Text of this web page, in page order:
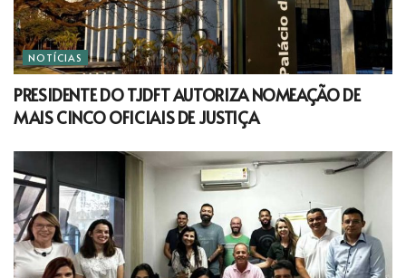
NOTÍCIAS
PRESIDENTE DO TJDFT AUTORIZA NOMEAÇÃO DE
MAIS CINCO OFICIAIS DE JUSTIÇA